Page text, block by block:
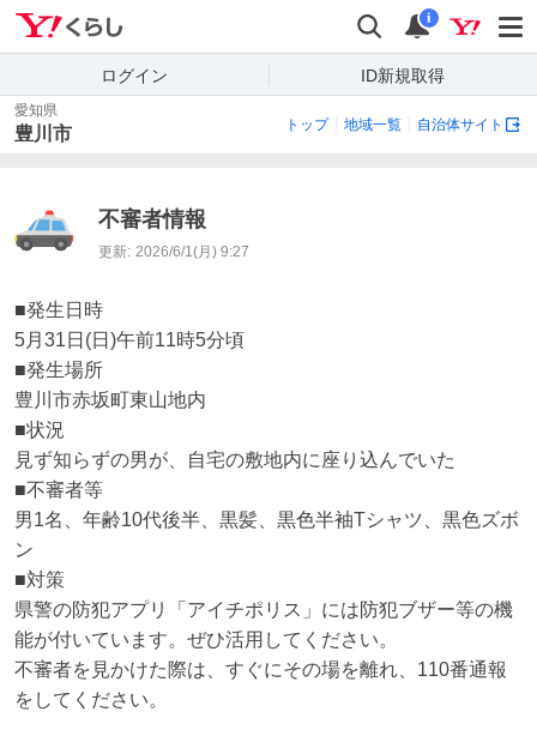
検索 通知
i
ログイン ID新規取得
愛知県
豊川市 トップ 地域一覧 自治体サイト
不審者情報
更新: 2026/6/1(月) 9:27
■発生日時
5月31日(日)午前11時5分頃
■発生場所
豊川市赤坂町東山地内
■状況
見ず知らずの男が、自宅の敷地内に座り込んでいた
■不審者等
男1名、年齢10代後半、黒髪、黒色半袖Tシャツ、黒色ズボ
ン
■対策
県警の防犯アプリ「アイチポリス」には防犯ブザー等の機
能が付いています。ぜひ活用してください。
不審者を見かけた際は、すぐにその場を離れ、110番通報
をしてください。